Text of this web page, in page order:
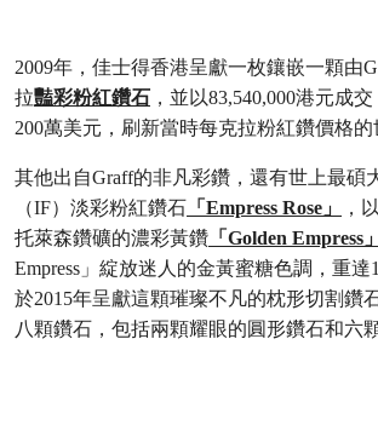
2009年，佳士得香港呈獻一枚鑲嵌一顆由
拉豔彩粉紅鑽石 ，並以83,540,000港元成
200萬美元，刷新當時每克拉粉紅鑽價格的
其他出自Graff的非凡彩鑽，還有世上最碩
（IF）淡彩粉紅鑽石 「Empress Rose」
，
托萊森鑽礦的濃彩黃鑽 「Golden Empress」
Empress」綻放迷人的金黃蜜糖色調，重達
於2015年呈獻這顆璀璨不凡的枕形切割鑽
八顆鑽石，包括兩顆耀眼的圓形鑽石和六